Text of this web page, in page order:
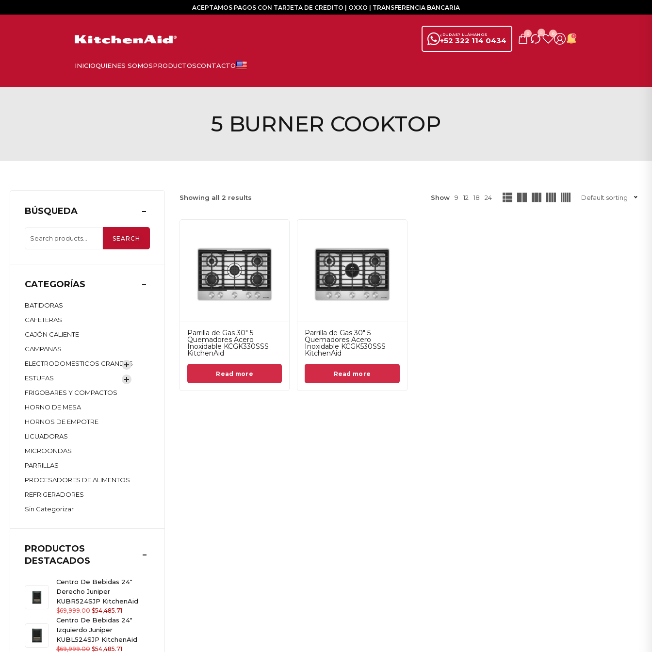
ACEPTAMOS PAGOS CON TARJETA DE CREDITO | OXXO | TRANSFERENCIA BANCARIA
+52 322 114 0434
¿DUDAS? LLÁMANOS 0 0 0
5 BURNER COOKTOP
BÚSQUEDA
SEARCH
CATEGORÍAS
BATIDORAS
CAFETERAS
CAJÓN CALIENTE
CAMPANAS
ELECTRODOMESTICOS GRANDES
ESTUFAS
FRIGOBARES Y COMPACTOS
HORNO DE MESA
HORNOS DE EMPOTRE
LICUADORAS
MICROONDAS
PARRILLAS
PROCESADORES DE ALIMENTOS
REFRIGERADORES
Sin Categorizar
PRODUCTOS
DESTACADOS
Centro De Bebidas 24"
Derecho Juniper
KUBR524SJP KitchenAid
$69,999.00 $54,485.71
Centro De Bebidas 24"
Izquierdo Juniper
KUBL524SJP KitchenAid
$69,999.00 $54,485.71
Showing all 2 results Show 9 12 18 24 Default sorting
Parrilla de Gas 30" 5
Quemadores Acero
Inoxidable KCGK330SSS
KitchenAid
Read more
Parrilla de Gas 30" 5
Quemadores Acero
Inoxidable KCGK530SSS
KitchenAid
Read more